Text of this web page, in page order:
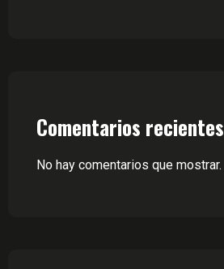
Comentarios recientes
No hay comentarios que mostrar.